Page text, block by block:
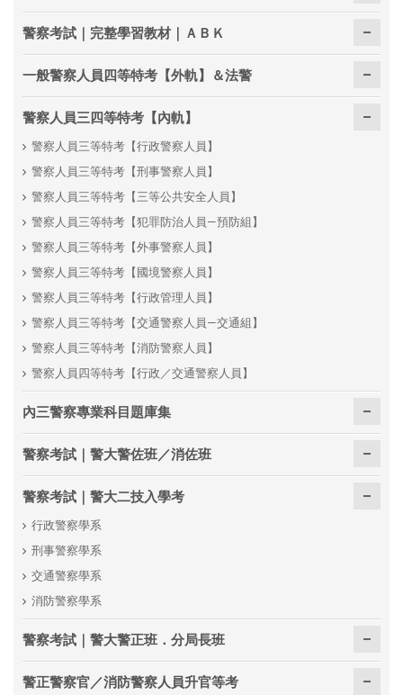
警察考試｜完整學習教材｜ＡＢＫ
一般警察人員四等特考【外軌】＆法警
警察人員三四等特考【內軌】
警察人員三等特考【行政警察人員】
警察人員三等特考【刑事警察人員】
警察人員三等特考【三等公共安全人員】
警察人員三等特考【犯罪防治人員—預防組】
警察人員三等特考【外事警察人員】
警察人員三等特考【國境警察人員】
警察人員三等特考【行政管理人員】
警察人員三等特考【交通警察人員—交通組】
警察人員三等特考【消防警察人員】
警察人員四等特考【行政／交通警察人員】
內三警察專業科目題庫集
警察考試｜警大警佐班／消佐班
警察考試｜警大二技入學考
行政警察學系
刑事警察學系
交通警察學系
消防警察學系
警察考試｜警大警正班．分局長班
警正警察官／消防警察人員升官等考